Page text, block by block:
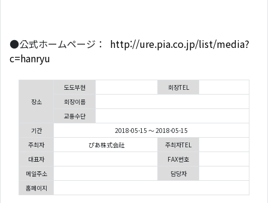
●公式ホームページ： http://ure.pia.co.jp/list/media?
c=hanryu
장소
도도부현
회장TEL
회장이름
교통수단
기간
2018-05-15 ～ 2018-05-15
주최자
ぴあ株式会社
주최자TEL
대표자
FAX번호
메일주소
담당자
홈페이지